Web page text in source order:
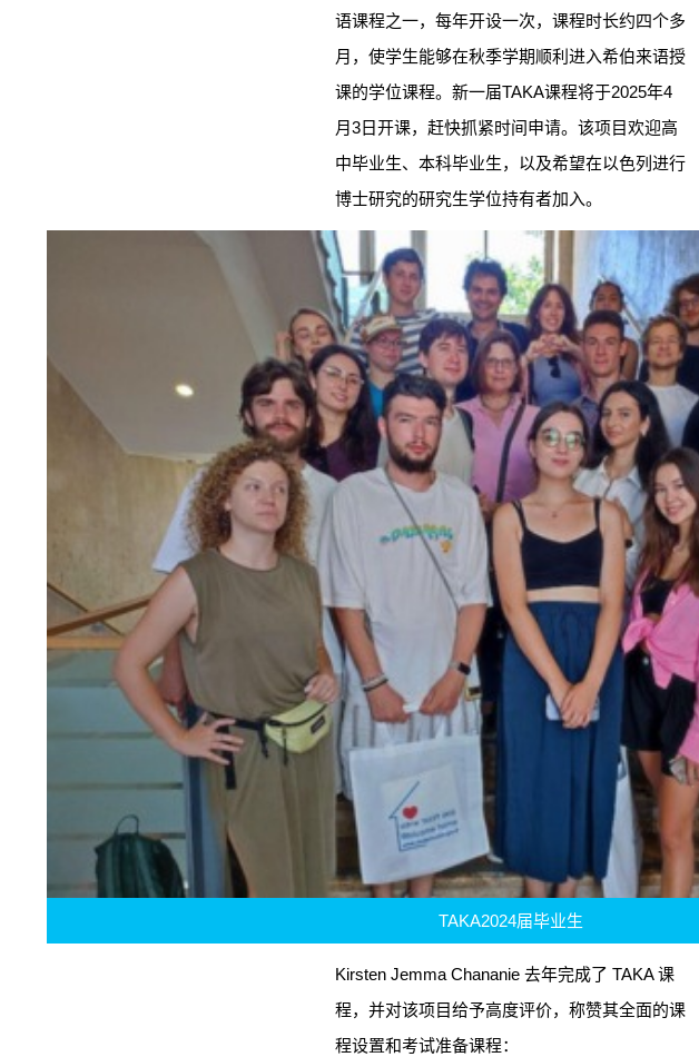
语课程之一，每年开设一次，课程时长约四个多
月，使学生能够在秋季学期顺利进入希伯来语授
课的学位课程。新一届TAKA课程将于2025年4
月3日开课，赶快抓紧时间申请。该项目欢迎高
中毕业生、本科毕业生，以及希望在以色列进行
博士研究的研究生学位持有者加入。
TAKA2024届毕业生
Kirsten Jemma Chananie 去年完成了 TAKA 课
程，并对该项目给予高度评价，称赞其全面的课
程设置和考试准备课程：